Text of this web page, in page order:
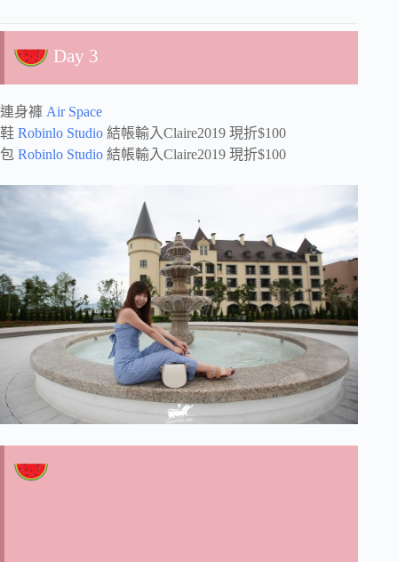
Day 3
連身褲 Air Space
鞋 Robinlo Studio 結帳輸入Claire2019 現折$100
包 Robinlo Studio 結帳輸入Claire2019 現折$100